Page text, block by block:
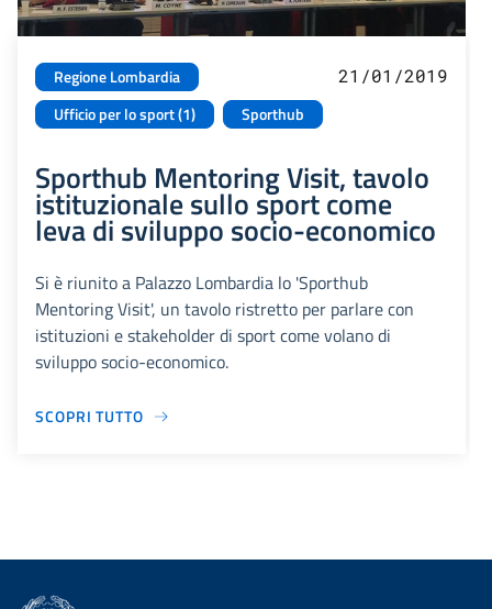
Regione Lombardia
Ufficio per lo sport (1)
Sporthub
21/01/2019
Sporthub Mentoring Visit, tavolo
istituzionale sullo sport come
leva di sviluppo socio-economico
Si è riunito a Palazzo Lombardia lo 'Sporthub
Mentoring Visit', un tavolo ristretto per parlare con
istituzioni e stakeholder di sport come volano di
sviluppo socio-economico.
SCOPRI TUTTO